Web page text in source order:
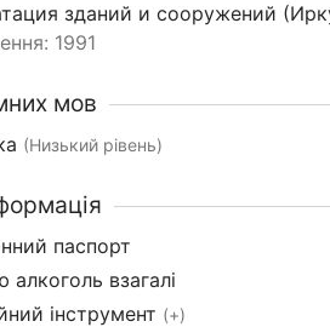
зданий и сооружений
1991
мов
(Низький рівень)
паспорт
взагалі
інструмент (+)